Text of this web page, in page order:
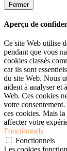
Fermer
Aperçu de
Ce site Web utilise
pendant que vous
cookies classés
car ils sont
du site Web. Nous
aident à analyser et
Web. Ces cookies
votre
ces cookies. Mais
affecter votre
Fonctionnels
Fonctionnels